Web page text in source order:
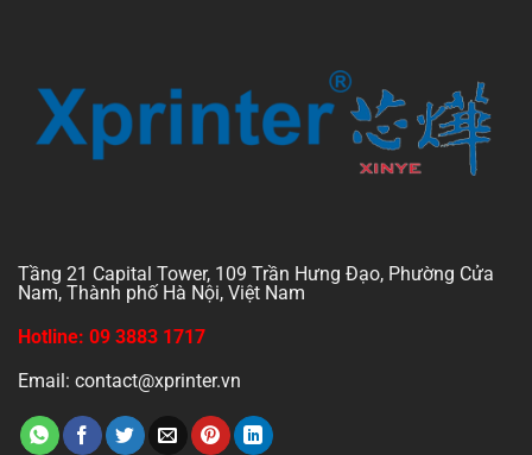
Tầng 21 Capital Tower, 109 Trần Hưng Đạo, Phường Cửa
Nam, Thành phố Hà Nội, Việt Nam
Hotline: 09 3883 1717
Email: contact@xprinter.vn